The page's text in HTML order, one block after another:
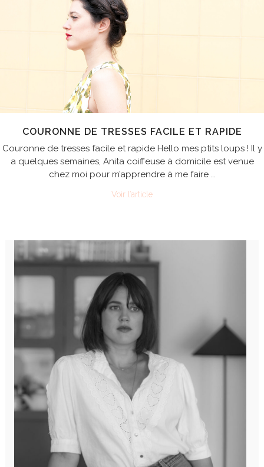
COURONNE DE TRESSES FACILE ET RAPIDE
Couronne de tresses facile et rapide Hello mes ptits loups ! Il y
a quelques semaines, Anita coiffeuse à domicile est venue
chez moi pour m’apprendre à me faire …
Voir l’article